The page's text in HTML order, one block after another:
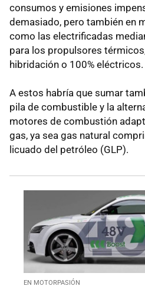
consumos y emisiones
demasiado, pero también en
como las electrificadas
para los propulsores
hibridación o 100% eléctricos.
A estos habría que sumar
pila de combustible y la
motores de combustión
gas, ya sea gas natural
licuado del petróleo (GLP).
EN MOTORPASIÓN